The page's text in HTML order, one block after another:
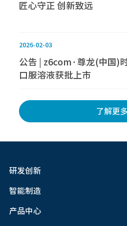
匠心守正 创新致远
2026-02-03
公告 | z6com·尊龙(中国)
口服溶液获批上市
了解更多
研发创新
智能制造
产品中心